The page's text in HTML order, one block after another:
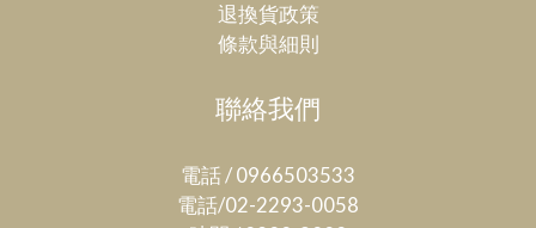
退換貨政策
條款與細則
聯絡我們
電話 / 0966503533
電話/02-2293-0058